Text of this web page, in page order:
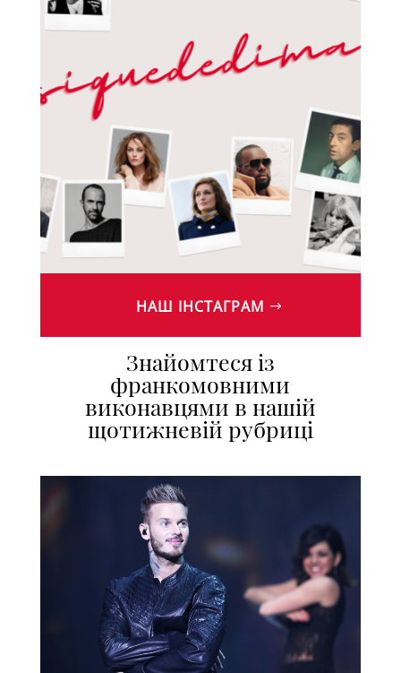
НАШ ІНСТАГРАМ
Знайомтеся із
франкомовними
виконавцями в нашій
щотижневій рубриці